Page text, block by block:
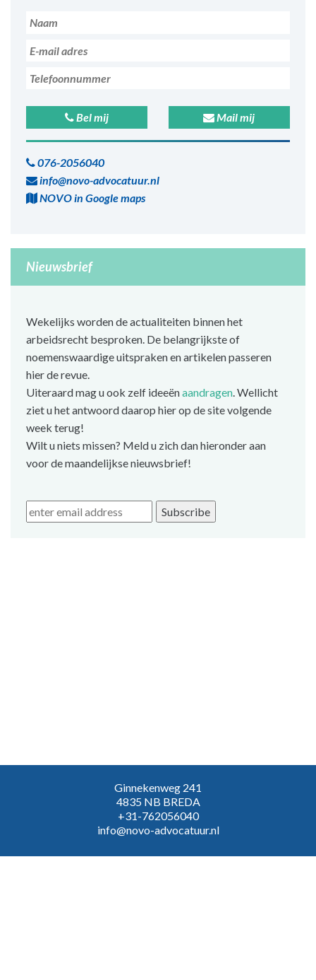
Bel mij Mail mij
076-2056040
info@novo-advocatuur.nl
NOVO in Google maps
Nieuwsbrief
Wekelijks worden de actualiteiten binnen het
arbeidsrecht besproken. De belangrijkste of
noemenswaardige uitspraken en artikelen passeren
hier de revue.
Uiteraard mag u ook zelf ideeënaandragen. Wellicht
ziet u het antwoord daarop hier op de site volgende
week terug!
Wilt u niets missen? Meld u zich dan hieronder aan
voor de maandelijkse nieuwsbrief!
Ginnekenweg 241
4835 NB BREDA
+31-762056040
info@novo-advocatuur.nl